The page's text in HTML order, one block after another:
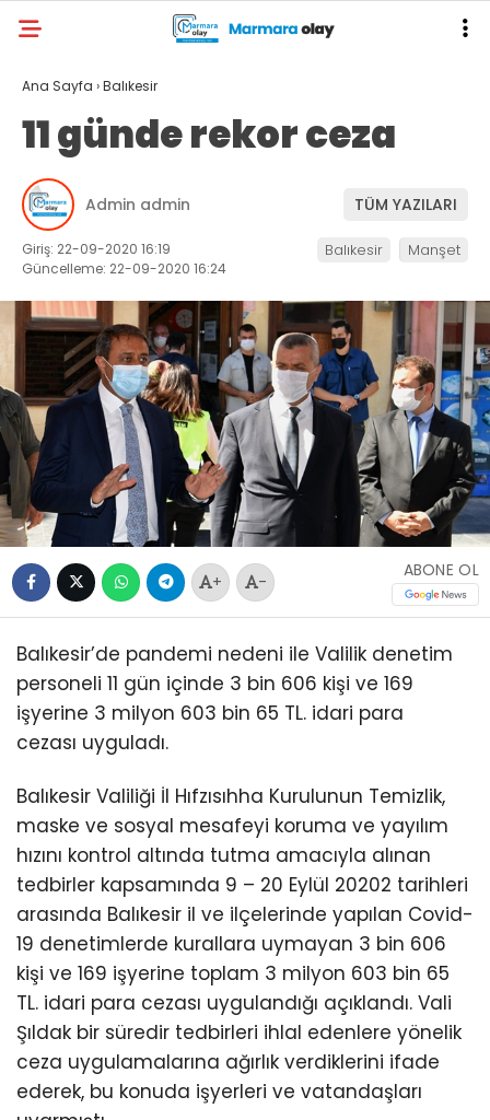
Ana Sayfa ›Balıkesir
11 günde rekor ceza
Admin admin TÜM YAZILARI
Giriş: 22-09-2020 16:19
Güncelleme: 22-09-2020 16:24
Balıkesir Manşet
+ -
ABONE OL
Balıkesir’de pandemi nedeni ile Valilik denetim
personeli 11 gün içinde 3 bin 606 kişi ve 169
işyerine 3 milyon 603 bin 65 TL. idari para
cezası uyguladı.
Balıkesir Valiliği İl Hıfzısıhha Kurulunun Temizlik,
maske ve sosyal mesafeyi koruma ve yayılım
hızını kontrol altında tutma amacıyla alınan
tedbirler kapsamında 9 – 20 Eylül 20202 tarihleri
arasında Balıkesir il ve ilçelerinde yapılan Covid-
19 denetimlerde kurallara uymayan 3 bin 606
kişi ve 169 işyerine toplam 3 milyon 603 bin 65
TL. idari para cezası uygulandığı açıklandı. Vali
Şıldak bir süredir tedbirleri ihlal edenlere yönelik
ceza uygulamalarına ağırlık verdiklerini ifade
ederek, bu konuda işyerleri ve vatandaşları